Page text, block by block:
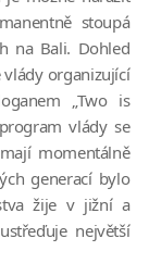
stoupá
na Bali. Dohled
organizující
„Two is
vlády se
momentálně
generací bylo
žije v jižní a
největší